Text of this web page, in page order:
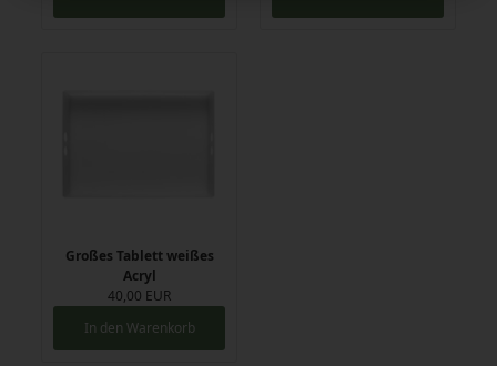
Großes Tablett weißes
Acryl
40,00 EUR
In den Warenkorb